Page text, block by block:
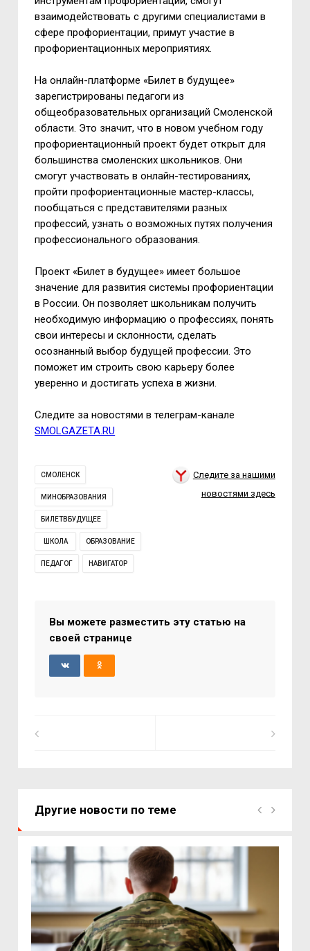
взаимодействовать с другими специалистами в
сфере профориентации, примут участие в
профориентационных мероприятиях.
На онлайн-платформе «Билет в будущее»
зарегистрированы педагоги из
общеобразовательных организаций Смоленской
области. Это значит, что в новом учебном году
профориентационный проект будет открыт для
большинства смоленских школьников. Они
смогут участвовать в онлайн-тестированиях,
пройти профориентационные мастер-классы,
пообщаться с представителями разных
профессий, узнать о возможных путях получения
профессионального образования.
Проект «Билет в будущее» имеет большое
значение для развития системы профориентации
в России. Он позволяет школьникам получить
необходимую информацию о профессиях, понять
свои интересы и склонности, сделать
осознанный выбор будущей профессии. Это
поможет им строить свою карьеру более
уверенно и достигать успеха в жизни.
Следите за новостями в телеграм-канале
SMOLGAZETA.RU
СМОЛЕНСК
МИНОБРАЗОВАНИЯ
БИЛЕТВБУДУЩЕЕ
ШКОЛА ОБРАЗОВАНИЕ
ПЕДАГОГ НАВИГАТОР
Следите за нашими
новостями здесь
Вы можете разместить эту статью на
своей странице
Другие новости по теме